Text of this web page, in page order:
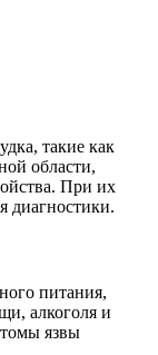
такие как
области,
При их
диагностики.
питания,
алкоголя и
язвы